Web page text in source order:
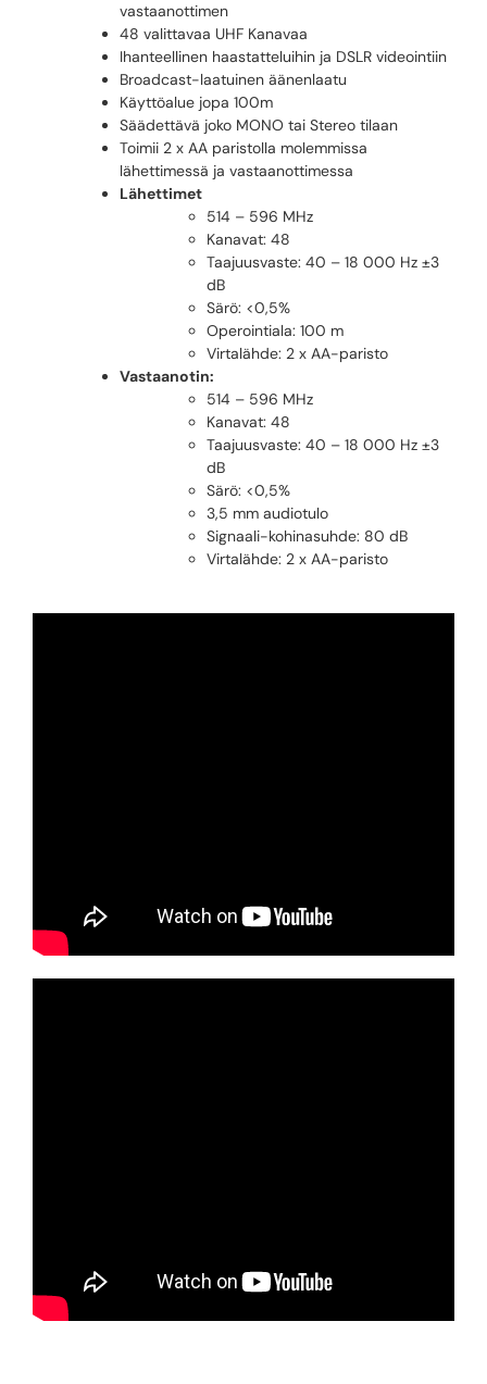
vastaanottimen
48 valittavaa UHF Kanavaa
Ihanteellinen haastatteluihin ja DSLR videointiin
Broadcast-laatuinen äänenlaatu
Käyttöalue jopa 100m
Säädettävä joko MONO tai Stereo tilaan
Toimii 2 x AA paristolla molemmissa
lähettimessä ja vastaanottimessa
Lähettimet
514 – 596 MHz
Kanavat: 48
Taajuusvaste: 40 – 18 000 Hz ±3
dB
Särö: <0,5%
Operointiala: 100 m
Virtalähde: 2 x AA-paristo
Vastaanotin:
514 – 596 MHz
Kanavat: 48
Taajuusvaste: 40 – 18 000 Hz ±3
dB
Särö: <0,5%
3,5 mm audiotulo
Signaali-kohinasuhde: 80 dB
Virtalähde: 2 x AA-paristo